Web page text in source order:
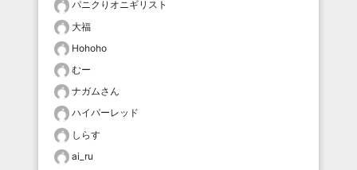
パニクりオニギリスト
大福
Hohoho
むー
ナガムさん
ハイパーレッド
しらす
ai_ru